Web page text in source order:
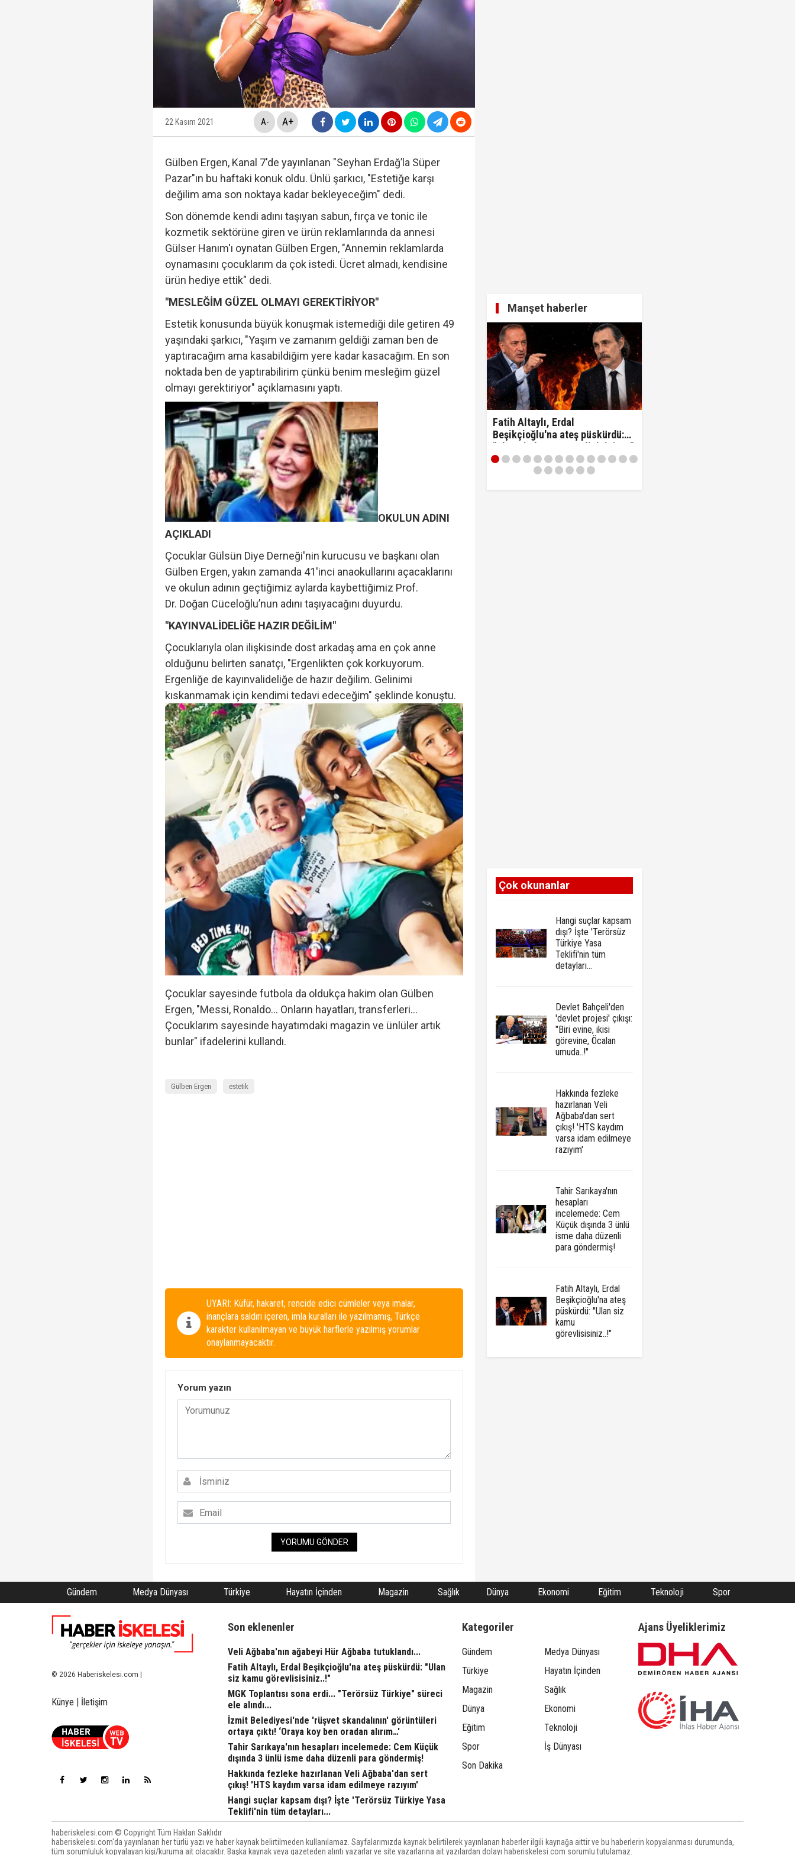
Trabzonspor, KAP'a bildirdi... Mohamed Salah'ta mutlu son!
İzmir Büyükşehir Belediyesi'nde "yolsuzluk" soruşturması... Veli Ağbaba'nın ağabeyi Hür Ağbaba gözaltında!
Ünlüler soruşturmasında yeni skandal... Telefonundan mide bulandıran yazışmalar ve görseller çıktı!
Veli Ağbaba'nın ağabeyi Hür Ağbaba tutuklandı...
22 Kasım 2021 A- A+
Gülben Ergen, Kanal 7'de yayınlanan "Seyhan Erdağ’la Süper
Pazar"ın bu haftaki konuk oldu. Ünlü şarkıcı, "Estetiğe karşı
değilim ama son noktaya kadar bekleyeceğim" dedi.
Son dönemde kendi adını taşıyan sabun, fırça ve tonic ile
kozmetik sektörüne giren ve ürün reklamlarında da annesi
Gülser Hanım'ı oynatan Gülben Ergen, "Annemin reklamlarda
oynamasını çocuklarım da çok istedi. Ücret almadı, kendisine
ürün hediye ettik" dedi.
"MESLEĞİM GÜZEL OLMAYI GEREKTİRİYOR"
Estetik konusunda büyük konuşmak istemediği dile getiren 49
yaşındaki şarkıcı, "Yaşım ve zamanım geldiği zaman ben de
yaptıracağım ama kasabildiğim yere kadar kasacağım. En son
noktada ben de yaptırabilirim çünkü benim mesleğim güzel
olmayı gerektiriyor" açıklamasını yaptı.
OKULUN ADINI
AÇIKLADI
Çocuklar Gülsün Diye Derneği'nin kurucusu ve başkanı olan
Gülben Ergen, yakın zamanda 41'inci anaokullarını açacaklarını
ve okulun adının geçtiğimiz aylarda kaybettiğimiz Prof.
Dr. Doğan Cüceloğlu’nun adını taşıyacağını duyurdu.
"KAYINVALİDELİĞE HAZIR DEĞİLİM"
Çocuklarıyla olan ilişkisinde dost arkadaş ama en çok anne
olduğunu belirten sanatçı, "Ergenlikten çok korkuyorum.
Ergenliğe de kayınvalideliğe de hazır değilim. Gelinimi
kıskanmamak için kendimi tedavi edeceğim" şeklinde konuştu.
Çocuklar sayesinde futbola da oldukça hakim olan Gülben
Ergen, "Messi, Ronaldo... Onların hayatları, transferleri...
Çocuklarım sayesinde hayatımdaki magazin ve ünlüler artık
bunlar" ifadelerini kullandı.
Gülben Ergen estetik
UYARI: Küfür, hakaret, rencide edici cümleler veya imalar,
inançlara saldırı içeren, imla kuralları ile yazılmamış, Türkçe
karakter kullanılmayan ve büyük harflerle yazılmış yorumlar
onaylanmayacaktır.
Yorum yazın
YORUMU GÖNDER
Manşet haberler
Fatih Altaylı, Erdal
Beşikçioğlu'na ateş püskürdü:
"Ulan siz kamu görevlisisiniz..!"
Çok okunanlar
Hangi suçlar kapsam
dışı? İşte 'Terörsüz
Türkiye Yasa
Teklifi'nin tüm
detayları...
Devlet Bahçeli'den
'devlet projesi' çıkışı:
"Biri evine, ikisi
görevine, Öcalan
umuda..!"
Hakkında fezleke
hazırlanan Veli
Ağbaba'dan sert
çıkış! 'HTS kaydım
varsa idam edilmeye
razıyım'
Tahir Sarıkaya'nın
hesapları
incelemede: Cem
Küçük dışında 3 ünlü
isme daha düzenli
para göndermiş!
Fatih Altaylı, Erdal
Beşikçioğlu'na ateş
püskürdü: "Ulan siz
kamu
görevlisisiniz..!"
Gündem Medya Dünyası Türkiye Hayatın İçinden Magazin Sağlık Dünya Ekonomi Eğitim Teknoloji Spor
© 2026 Haberiskelesi.com |
Künye | İletişim
Son eklenenler
Veli Ağbaba'nın ağabeyi Hür Ağbaba tutuklandı...
Fatih Altaylı, Erdal Beşikçioğlu'na ateş püskürdü: "Ulan
siz kamu görevlisisiniz..!"
MGK Toplantısı sona erdi... "Terörsüz Türkiye" süreci
ele alındı...
İzmit Belediyesi'nde 'rüşvet skandalının' görüntüleri
ortaya çıktı! ‘Oraya koy ben oradan alırım…'
Tahir Sarıkaya'nın hesapları incelemede: Cem Küçük
dışında 3 ünlü isme daha düzenli para göndermiş!
Hakkında fezleke hazırlanan Veli Ağbaba'dan sert
çıkış! 'HTS kaydım varsa idam edilmeye razıyım'
Hangi suçlar kapsam dışı? İşte 'Terörsüz Türkiye Yasa
Teklifi'nin tüm detayları...
Kategoriler
Gündem
Medya Dünyası
Türkiye
Hayatın İçinden
Magazin
Sağlık
Dünya
Ekonomi
Eğitim
Teknoloji
Spor
İş Dünyası
Son Dakika
Ajans Üyeliklerimiz
haberiskelesi.com © Copyright Tüm Hakları Saklıdır
haberiskelesi.com'da yayınlanan her türlü yazı ve haber kaynak belirtilmeden kullanılamaz. Sayfalarımızda kaynak belirtilerek yayınlanan haberler ilgili kaynağa aittir ve bu haberlerin kopyalanması durumunda,
tüm sorumluluk kopyalayan kişi/kuruma ait olacaktır. Başka kaynak veya gazeteden alıntı yazarlar ve site yazarlarına ait yazılardan dolayı haberiskelesi.com sorumlu tutulamaz.